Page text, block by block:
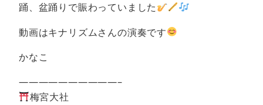
踊、盆踊りで賑わっていました
動画はキナリズムさんの演奏です
かなこ
——————————–
梅宮大社